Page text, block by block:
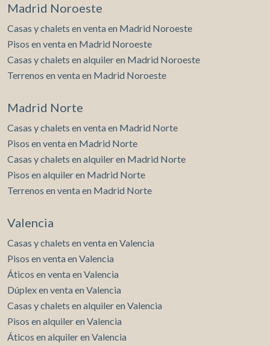
Madrid Noroeste
Casas y chalets en venta en Madrid Noroeste
Pisos en venta en Madrid Noroeste
Casas y chalets en alquiler en Madrid Noroeste
Terrenos en venta en Madrid Noroeste
Madrid Norte
Casas y chalets en venta en Madrid Norte
Pisos en venta en Madrid Norte
Casas y chalets en alquiler en Madrid Norte
Pisos en alquiler en Madrid Norte
Terrenos en venta en Madrid Norte
Valencia
Casas y chalets en venta en Valencia
Pisos en venta en Valencia
Áticos en venta en Valencia
Dúplex en venta en Valencia
Casas y chalets en alquiler en Valencia
Pisos en alquiler en Valencia
Áticos en alquiler en Valencia